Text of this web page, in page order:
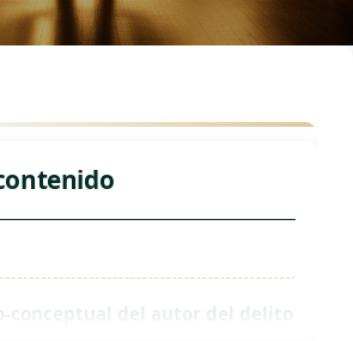
conceptual del autor del delito